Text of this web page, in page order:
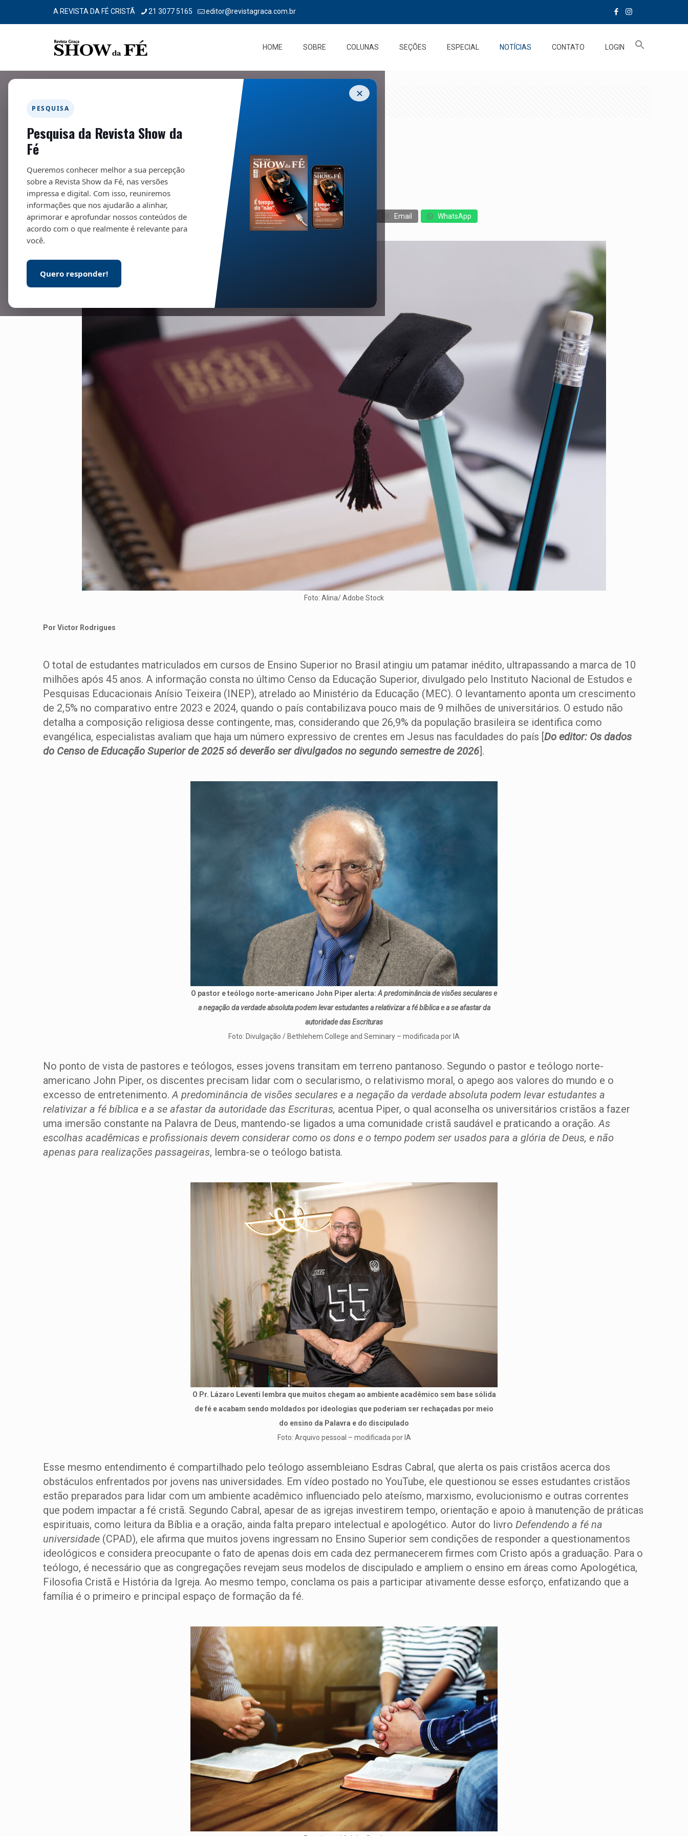
A REVISTA DA FÉ CRISTÃ 21 3077 5165 editor@revistagraca.com.br
HOME SOBRE COLUNAS SEÇÕES ESPECIAL NOTÍCIAS CONTATO LOGIN
✕
PESQUISA
Pesquisa da Revista Show da
Fé
Queremos conhecer melhor a sua percepção
sobre a Revista Show da Fé, nas versões
impressa e digital. Com isso, reuniremos
informações que nos ajudarão a alinhar,
aprimorar e aprofundar nossos conteúdos de
acordo com o que realmente é relevante para
você.
Quero responder!
Os desafios de manutenção da fé no meio acadêmico
Facebook Twitter Messenger Email WhatsApp
Foto: Alina/ Adobe Stock
Por Victor Rodrigues
O total de estudantes matriculados em cursos de Ensino Superior no Brasil atingiu um patamar inédito, ultrapassando a marca de 10
milhões após 45 anos. A informação consta no último Censo da Educação Superior, divulgado pelo Instituto Nacional de Estudos e
Pesquisas Educacionais Anísio Teixeira (INEP), atrelado ao Ministério da Educação (MEC). O levantamento aponta um crescimento
de 2,5% no comparativo entre 2023 e 2024, quando o país contabilizava pouco mais de 9 milhões de universitários. O estudo não
detalha a composição religiosa desse contingente, mas, considerando que 26,9% da população brasileira se identifica como
evangélica, especialistas avaliam que haja um número expressivo de crentes em Jesus nas faculdades do país [Do editor: Os dados
do Censo de Educação Superior de 2025 só deverão ser divulgados no segundo semestre de 2026].
O pastor e teólogo norte-americano John Piper alerta: A predominância de visões seculares e
a negação da verdade absoluta podem levar estudantes a relativizar a fé bíblica e a se afastar da
autoridade das Escrituras
Foto: Divulgação / Bethlehem College and Seminary – modificada por IA
No ponto de vista de pastores e teólogos, esses jovens transitam em terreno pantanoso. Segundo o pastor e teólogo norte-
americano John Piper, os discentes precisam lidar com o secularismo, o relativismo moral, o apego aos valores do mundo e o
excesso de entretenimento.A predominância de visões seculares e a negação da verdade absoluta podem levar estudantes a
relativizar a fé bíblica e a se afastar da autoridade das Escrituras, acentua Piper, o qual aconselha os universitários cristãos a fazer
uma imersão constante na Palavra de Deus, mantendo-se ligados a uma comunidade cristã saudável e praticando a oração.As
escolhas acadêmicas e profissionais devem considerar como os dons e o tempo podem ser usados para a glória de Deus, e não
apenas para realizações passageiras, lembra-se o teólogo batista.
O Pr. Lázaro Leventi lembra que muitos chegam ao ambiente acadêmico sem base sólida
de fé e acabam sendo moldados por ideologias que poderiam ser rechaçadas por meio
do ensino da Palavra e do discipulado
Foto: Arquivo pessoal – modificada por IA
Esse mesmo entendimento é compartilhado pelo teólogo assembleiano Esdras Cabral, que alerta os pais cristãos acerca dos
obstáculos enfrentados por jovens nas universidades. Em vídeo postado no YouTube, ele questionou se esses estudantes cristãos
estão preparados para lidar com um ambiente acadêmico influenciado pelo ateísmo, marxismo, evolucionismo e outras correntes
que podem impactar a fé cristã. Segundo Cabral, apesar de as igrejas investirem tempo, orientação e apoio à manutenção de práticas
espirituais, como leitura da Bíblia e a oração, ainda falta preparo intelectual e apologético. Autor do livro Defendendo a fé na
universidade (CPAD), ele afirma que muitos jovens ingressam no Ensino Superior sem condições de responder a questionamentos
ideológicos e considera preocupante o fato de apenas dois em cada dez permanecerem firmes com Cristo após a graduação. Para o
teólogo, é necessário que as congregações revejam seus modelos de discipulado e ampliem o ensino em áreas como Apologética,
Filosofia Cristã e História da Igreja. Ao mesmo tempo, conclama os pais a participar ativamente desse esforço, enfatizando que a
família é o primeiro e principal espaço de formação da fé.